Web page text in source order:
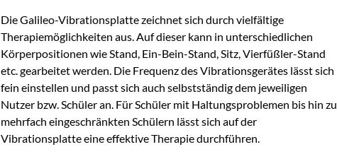
Die Galileo-Vibrationsplatte zeichnet sich durch vielfältige
Therapiemöglichkeiten aus. Auf dieser kann in unterschiedlichen
Körperpositionen wie Stand, Ein-Bein-Stand, Sitz, Vierfüßler-Stand
etc. gearbeitet werden. Die Frequenz des Vibrationsgerätes lässt sich
fein einstellen und passt sich auch selbstständig dem jeweiligen
Nutzer bzw. Schüler an. Für Schüler mit Haltungsproblemen bis hin zu
mehrfach eingeschränkten Schülern lässt sich auf der
Vibrationsplatte eine effektive Therapie durchführen.